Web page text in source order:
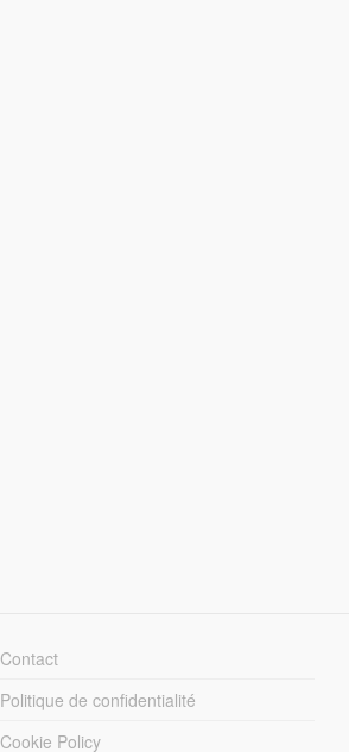
Contact
Politique de confidentialité
Cookie Policy